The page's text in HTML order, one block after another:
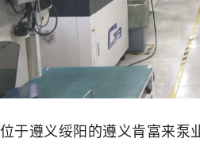
位于遵义绥阳的遵义肯富来泵